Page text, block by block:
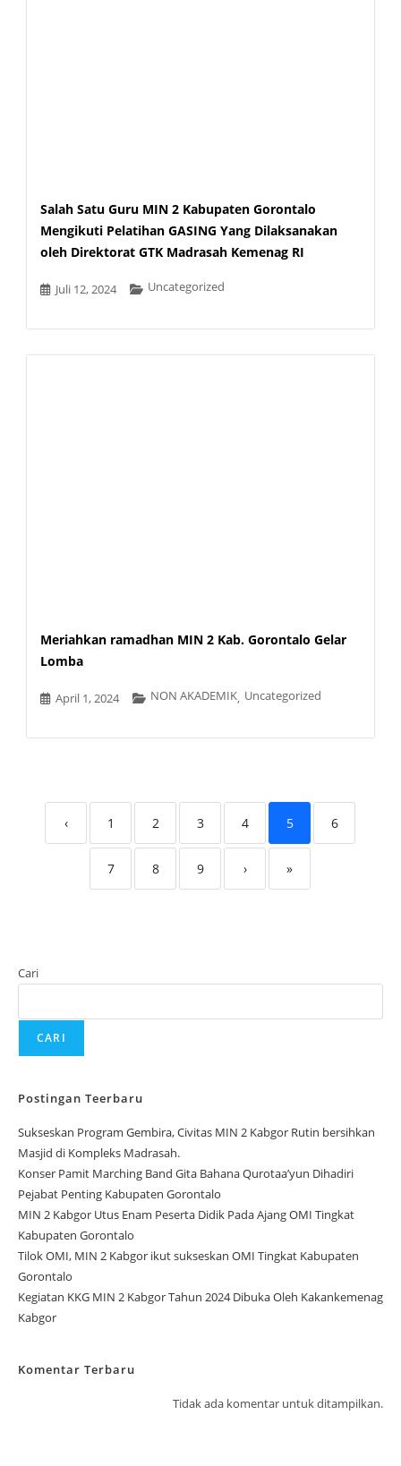
Salah Satu Guru MIN 2 Kabupaten Gorontalo
Mengikuti Pelatihan GASING Yang Dilaksanakan
oleh Direktorat GTK Madrasah Kemenag RI
Juli 12, 2024 Uncategorized
Meriahkan ramadhan MIN 2 Kab. Gorontalo Gelar
Lomba
April 1, 2024 NON AKADEMIK, Uncategorized
‹ 1 2 3 4 5 6
7 8 9 › »
Cari
CARI
Postingan Teerbaru
Sukseskan Program Gembira, Civitas MIN 2 Kabgor Rutin bersihkan
Masjid di Kompleks Madrasah.
Konser Pamit Marching Band Gita Bahana Qurotaa’yun Dihadiri
Pejabat Penting Kabupaten Gorontalo
MIN 2 Kabgor Utus Enam Peserta Didik Pada Ajang OMI Tingkat
Kabupaten Gorontalo
Tilok OMI, MIN 2 Kabgor ikut sukseskan OMI Tingkat Kabupaten
Gorontalo
Kegiatan KKG MIN 2 Kabgor Tahun 2024 Dibuka Oleh Kakankemenag
Kabgor
Komentar Terbaru
Tidak ada komentar untuk ditampilkan.